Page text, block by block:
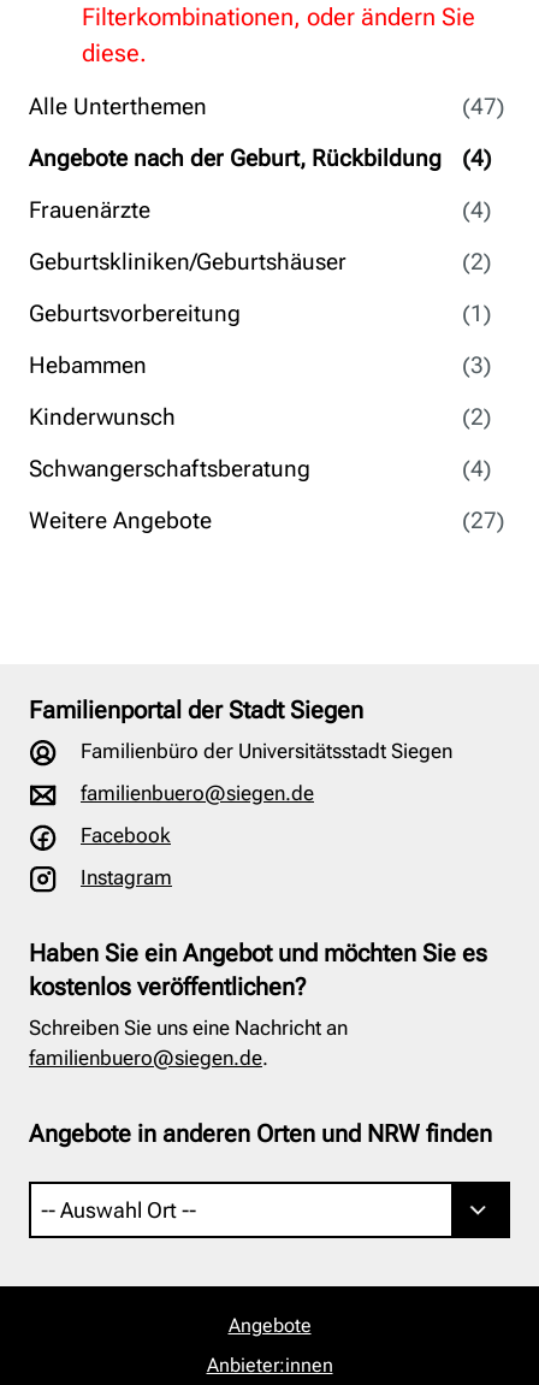
Alle Unterthemen
(47)
Angebote nach der Geburt, Rückbildung
(4)
Frauenärzte
(4)
Geburtskliniken/Geburtshäuser
(2)
Geburtsvorbereitung
(1)
Hebammen
(3)
Kinderwunsch
(2)
Schwangerschaftsberatung
(4)
Weitere Angebote
(27)
Filterkombinationen, oder ändern Sie
diese.
Familienportal der Stadt Siegen
Familienbüro der Universitätsstadt Siegen
familienbuero@siegen.de
Facebook
Instagram
Haben Sie ein Angebot und möchten Sie es
kostenlos veröffentlichen?
Schreiben Sie uns eine Nachricht an
familienbuero@siegen.de.
Angebote in anderen Orten und NRW finden
Angebote
Anbieter:innen